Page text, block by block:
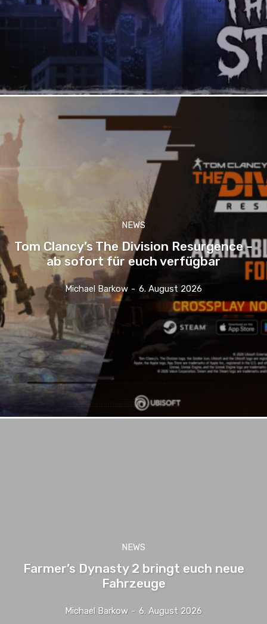
NEWS
Tom Clancy’s The Division Resurgence –
ab sofort für euch verfügbar
Michael Barkow - 6. August 2026
NEWS
Farmer’s Dynasty 2 bringt euch neue
Fahrzeuge
Michael Barkow - 6. August 2026